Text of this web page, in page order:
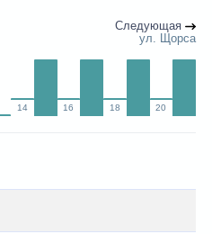
Следующая
ул. Щорса
14 16 18 20
Жлобин - остановка ул.